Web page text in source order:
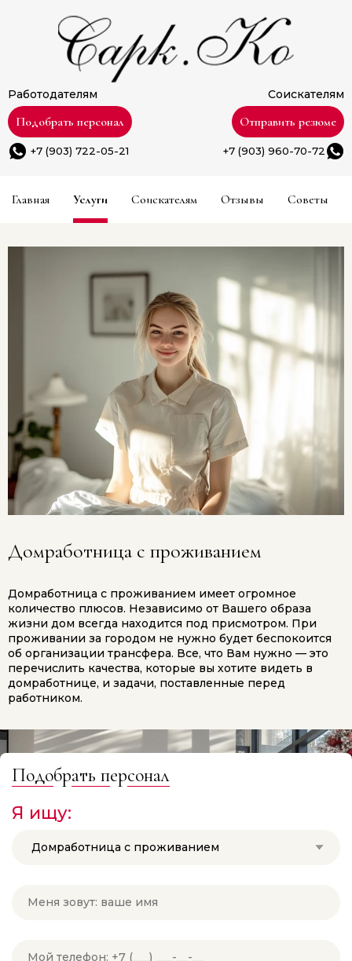
Работодателям
Подобрать персонал
+7 (903) 722-05-21
Соискателям
Отправить резюме
+7 (903) 960-70-72
Главная Услуги Соискателям Отзывы Советы
Домработница с проживанием
Домработница с проживанием имеет огромное
количество плюсов. Независимо от Вашего образа
жизни дом всегда находится под присмотром. При
проживании за городом не нужно будет беспокоится
об организации трансфера. Все, что Вам нужно — это
перечислить качества, которые вы хотите видеть в
домработнице, и задачи, поставленные перед
работником.
Подобрать персонал
Я ищу:
Домработница с проживанием